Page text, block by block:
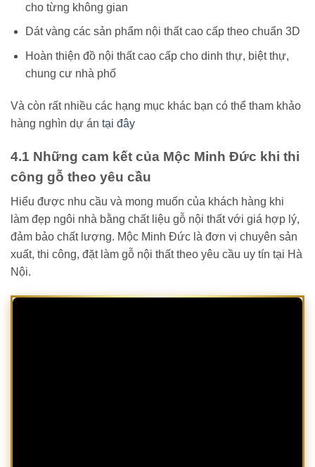
cho từng không gian
Dát vàng các sản phẩm nội thất cao cấp theo chuẩn 3D
Hoàn thiện đồ nội thất cao cấp cho dinh thự, biệt thự,
chung cư nhà phố
Và còn rất nhiều các hạng mục khác bạn có thể tham khảo
hàng nghìn dự án tại đây
4.1 Những cam kết của Mộc Minh Đức khi thi
công gỗ theo yêu cầu
Hiểu được nhu cầu và mong muốn của khách hàng khi
làm đẹp ngôi nhà bằng chất liệu gỗ nội thất với giá hợp lý,
đảm bảo chất lượng. Mộc Minh Đức là đơn vị chuyên sản
xuất, thi công, đặt làm gỗ nội thất theo yêu cầu uy tín tại Hà
Nội.